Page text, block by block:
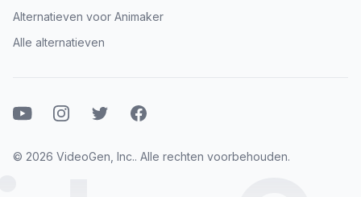
Alternatieven voor Animaker
Alle alternatieven
YoutubeInstagramTwitterFacebook
© 2026 VideoGen, Inc.. Alle rechten voorbehouden.